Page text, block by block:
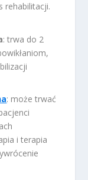
rehabilitacji.
: trwa do 2
: może trwać
i terapia